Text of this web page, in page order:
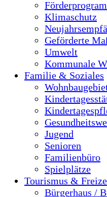
Klimaschutz
Geförderte
Umwelt
Kommunale
Familie & Soziales
Jugend
Senioren
Familienbüro
Spielplätze
Tourismus &
Bürgerhaus /